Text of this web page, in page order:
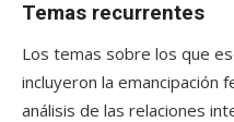
Temas recurrentes
Los temas sobre los que
incluyeron la emancipación
análisis de las relaciones